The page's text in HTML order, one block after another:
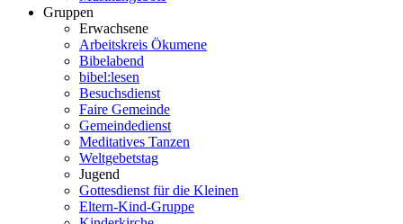
Gruppen
Erwachsene
Arbeitskreis Ökumene
Bibelabend
bibel:lesen
Besuchsdienst
Faire Gemeinde
Gemeindedienst
Meditatives Tanzen
Weltgebetstag
Jugend
Gottesdienst für die Kleinen
Eltern-Kind-Gruppe